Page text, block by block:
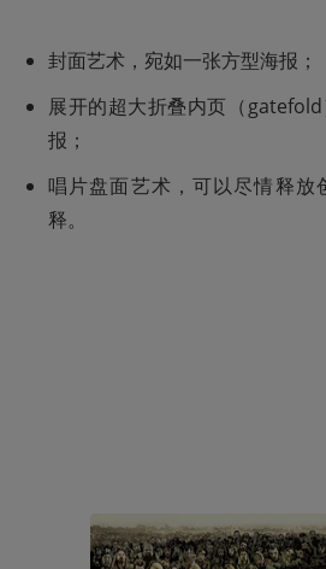
封面艺术，宛如一张方型海报；
展开的超大折叠内页（
报；
唱片盘面艺术，可以尽情释放
释。